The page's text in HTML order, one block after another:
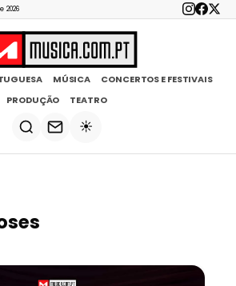
2026
MÚSICA
CONCERTOS E FESTIVAIS
PRODUÇÃO
TEATRO
☀️